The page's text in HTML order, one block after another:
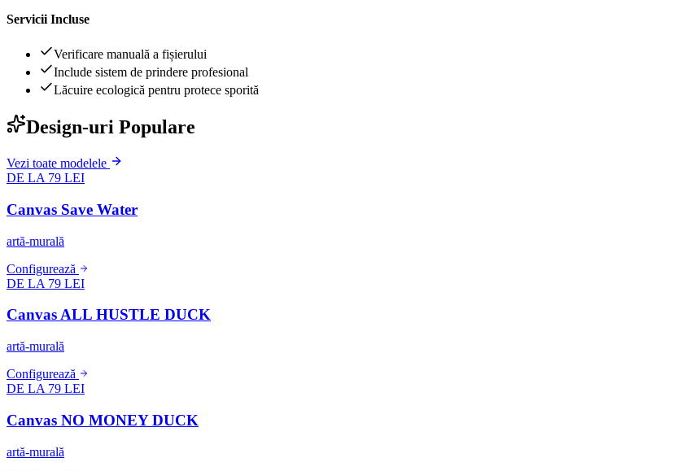
Servicii Incluse
Verificare manuală a fișierului
Include sistem de prindere profesional
Lăcuire ecologică pentru protece sporită
Design-uri Populare
Vezi toate modelele
DE LA 79 LEI
Canvas Save Water
artă-murală
Configurează
DE LA 79 LEI
Canvas ALL HUSTLE DUCK
artă-murală
Configurează
DE LA 79 LEI
Canvas NO MONEY DUCK
artă-murală